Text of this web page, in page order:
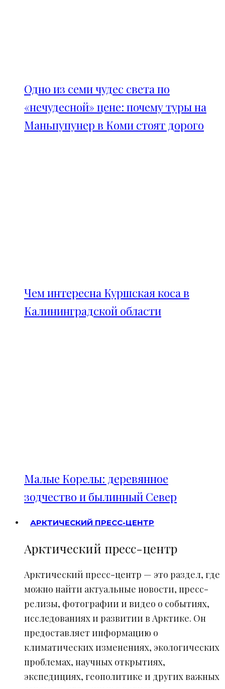
Одно из семи чудес света по
«нечудесной» цене: почему туры на
Маньпупунер в Коми стоят дорого
Чем интересна Куршская коса в
Калининградской области
Малые Корелы: деревянное
зодчество и былинный Север
АРКТИЧЕСКИЙ ПРЕСС-ЦЕНТР
Арктический пресс-центр
Арктический пресс-центр — это раздел, где
можно найти актуальные новости, пресс-
релизы, фотографии и видео о событиях,
исследованиях и развитии в Арктике. Он
предоставляет информацию о
климатических изменениях, экологических
проблемах, научных открытиях,
экспедициях, геополитике и других важных